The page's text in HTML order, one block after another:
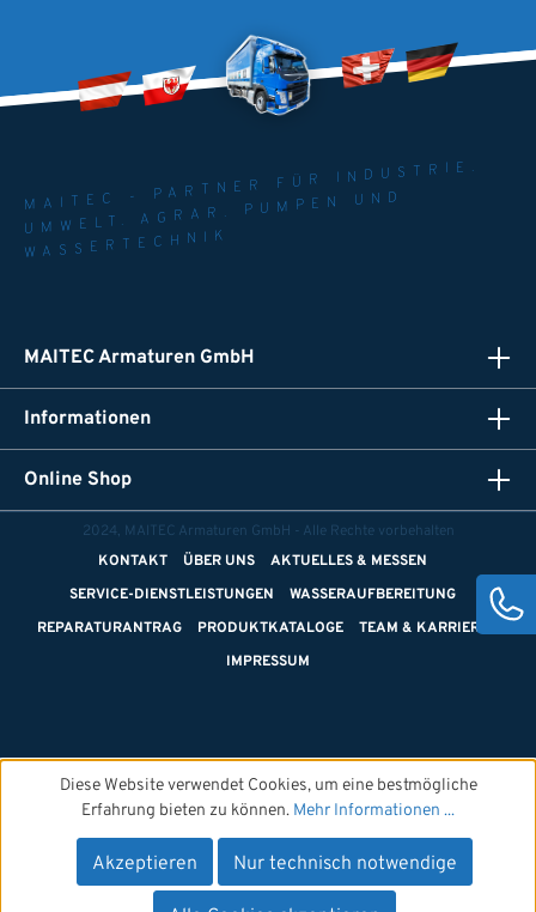
MAITEC - PARTNER FÜR INDUSTRIE.
UMWELT. AGRAR. PUMPEN UND
WASSERTECHNIK
MAITEC Armaturen GmbH
Informationen
Online Shop
2024, MAITEC Armaturen GmbH - Alle Rechte vorbehalten
KONTAKT
ÜBER UNS
AKTUELLES & MESSEN
SERVICE-DIENSTLEISTUNGEN
WASSERAUFBEREITUNG
REPARATURANTRAG
PRODUKTKATALOGE
TEAM & KARRIERE
IMPRESSUM
Diese Website verwendet Cookies, um eine bestmögliche
Erfahrung bieten zu können. Mehr Informationen ...
Nur technisch notwendige
Akzeptieren